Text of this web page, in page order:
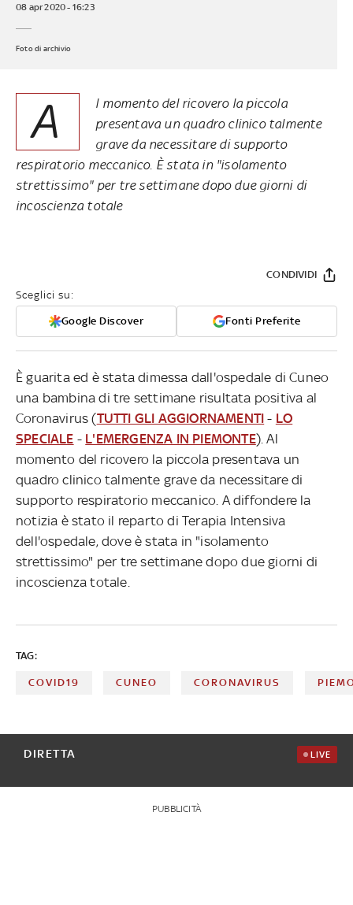
08 apr 2020 - 16:23
Foto di archivio
A
l momento del ricovero la piccola
presentava un quadro clinico talmente
grave da necessitare di supporto
respiratorio meccanico. È stata in "isolamento
strettissimo" per tre settimane dopo due giorni di
incoscienza totale
Sceglici su:
Google Discover Fonti Preferite
CONDIVIDI
È guarita ed è stata dimessa dall'ospedale di Cuneo
una bambina di tre settimane risultata positiva al
Coronavirus (TUTTI GLI AGGIORNAMENTI - LO
SPECIALE - L'EMERGENZA IN PIEMONTE). Al
momento del ricovero la piccola presentava un
quadro clinico talmente grave da necessitare di
supporto respiratorio meccanico. A diffondere la
notizia è stato il reparto di Terapia Intensiva
dell'ospedale, dove è stata in "isolamento
strettissimo" per tre settimane dopo due giorni di
incoscienza totale.
TAG:
COVID19 CUNEO CORONAVIRUS
DIRETTA LIVE
PUBBLICITÀ